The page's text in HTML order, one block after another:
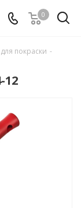
0
покраски -
12